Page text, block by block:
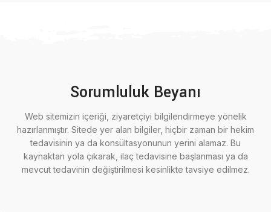
Sorumluluk Beyanı
Web sitemizin içeriği, ziyaretçiyi bilgilendirmeye yönelik
hazırlanmıştır. Sitede yer alan bilgiler, hiçbir zaman bir hekim
tedavisinin ya da konsültasyonunun yerini alamaz. Bu
kaynaktan yola çıkarak, ilaç tedavisine başlanması ya da
mevcut tedavinin değiştirilmesi kesinlikte tavsiye edilmez.